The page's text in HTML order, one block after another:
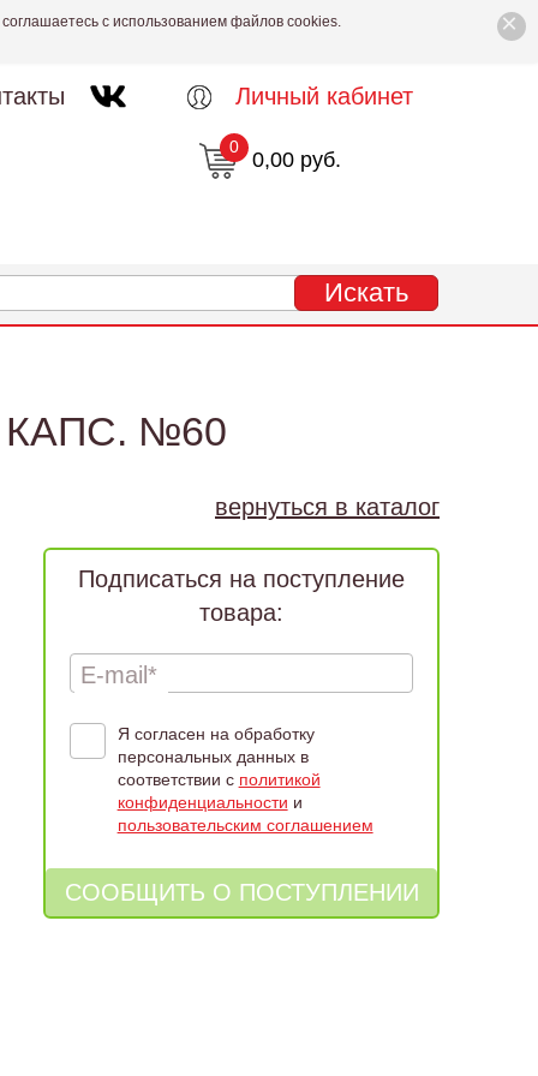
×
с использованием файлов cookies.
Личный кабинет
0,00 руб.
0
№60
вернуться в каталог
Подписаться на поступление
товара:
E-mail*
Я согласен на обработку
персональных данных в
соответствии с политикой
конфиденциальности и
пользовательским соглашением